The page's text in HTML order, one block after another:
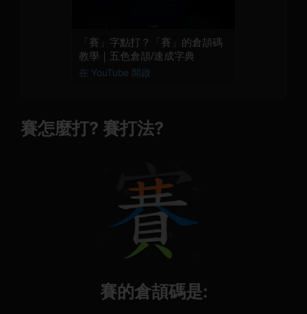
「賽」字點打？「賽」的倉頡碼
教學｜五色倉頡/速成字典
在 YouTube 開啟
賽怎麼打? 賽打法?
賽的倉頡碼是: